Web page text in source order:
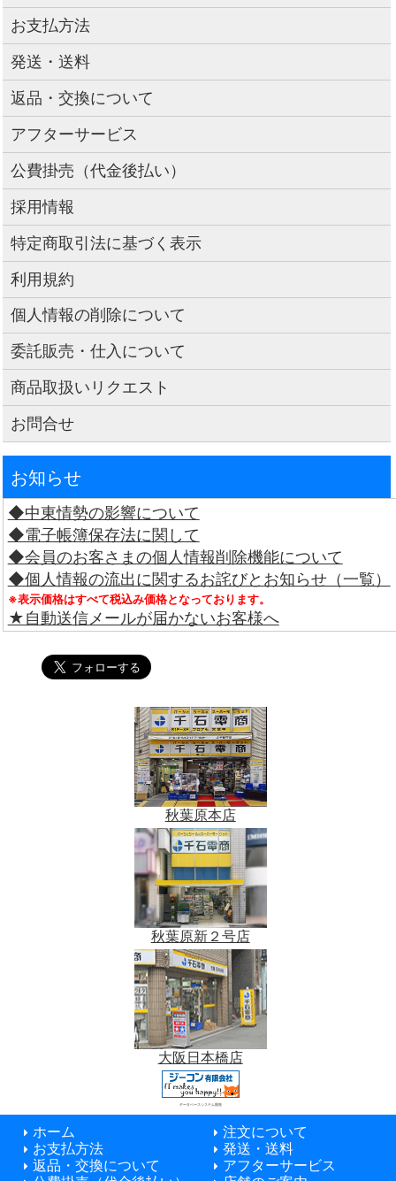
お支払方法
発送・送料
返品・交換について
アフターサービス
公費掛売（代金後払い）
採用情報
特定商取引法に基づく表示
利用規約
個人情報の削除について
委託販売・仕入について
商品取扱いリクエスト
お問合せ
お知らせ
◆中東情勢の影響について
◆電子帳簿保存法に関して
◆会員のお客さまの個人情報削除機能について
◆個人情報の流出に関するお詫びとお知らせ（一覧）
※表示価格はすべて税込み価格となっております。
★自動送信メールが届かないお客様へ
秋葉原本店
秋葉原新２号店
大阪日本橋店
データベースシステム開発
ホーム
注文について
お支払方法
発送・送料
返品・交換について
アフターサービス